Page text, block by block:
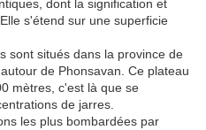
dont la signification et
s'étend sur une superficie
sont situés dans la province de
de Phonsavan. Ce plateau
mètres, c'est là que se
de jarres.
les plus bombardées par